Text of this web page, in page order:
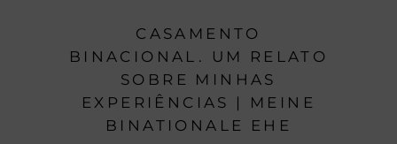
CASAMENTO
BINACIONAL. UM RELATO
SOBRE MINHAS
EXPERIÊNCIAS | MEINE
BINATIONALE EHE